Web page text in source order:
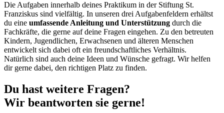
Die Aufgaben innerhalb deines Praktikum in der Stiftung St.
Franziskus sind vielfältig. In unseren drei Aufgabenfeldern erhältst
du eine umfassende Anleitung und Unterstützung durch die
Fachkräfte, die gerne auf deine Fragen eingehen. Zu den betreuten
Kindern, Jugendlichen, Erwachsenen und älteren Menschen
entwickelt sich dabei oft ein freundschaftliches Verhältnis.
Natürlich sind auch deine Ideen und Wünsche gefragt. Wir helfen
dir gerne dabei, den richtigen Platz zu finden.
Du hast weitere Fragen?
Wir beantworten sie gerne!